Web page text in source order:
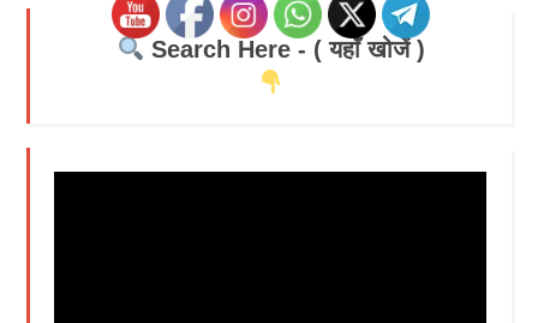
Search Here - ( यहाँ खोजें )